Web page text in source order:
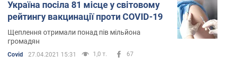
Україна посіла 81 місце у світовому
рейтингу вакцинації проти COVID-19
Щеплення отримали понад пів мільйона
громадян
Covid 27.04.2021 15:31 1,0 т. 67